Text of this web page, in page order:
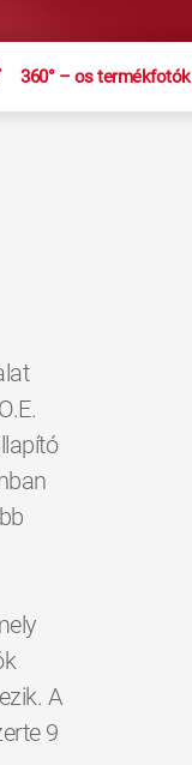
360° – os termékfotók
A
9